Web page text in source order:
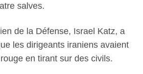
salves.
de la Défense, Israel Katz, a
les dirigeants iraniens avaient
en tirant sur des civils.